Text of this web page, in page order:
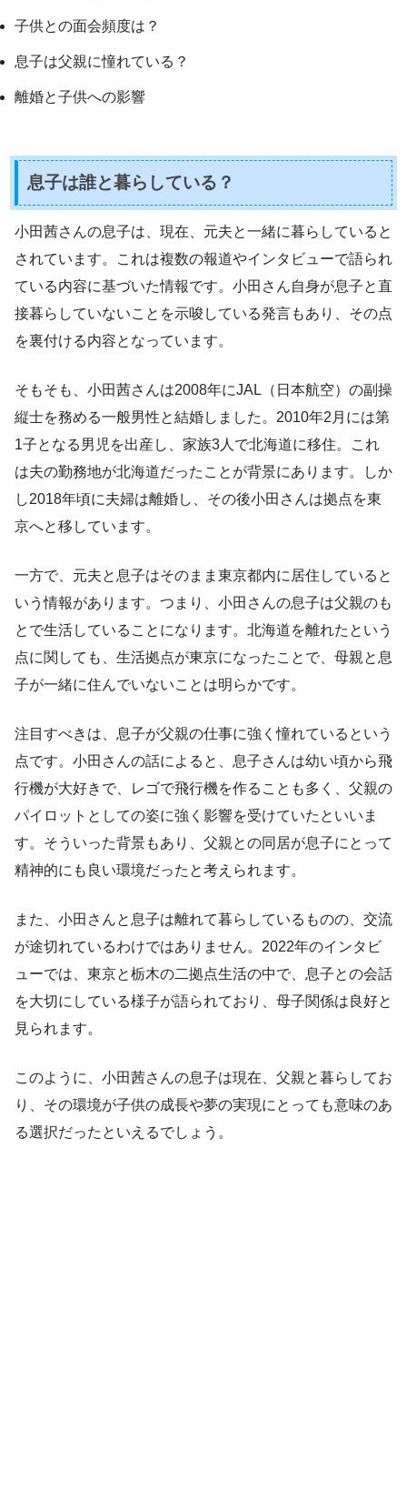
子供との面会頻度は？
息子は父親に憧れている？
離婚と子供への影響
息子は誰と暮らしている？
小田茜さんの息子は、現在、元夫と一緒に暮らしていると
されています。これは複数の報道やインタビューで語られ
ている内容に基づいた情報です。小田さん自身が息子と直
接暮らしていないことを示唆している発言もあり、その点
を裏付ける内容となっています。
そもそも、小田茜さんは2008年にJAL（日本航空）の副操
縦士を務める一般男性と結婚しました。2010年2月には第
1子となる男児を出産し、家族3人で北海道に移住。これ
は夫の勤務地が北海道だったことが背景にあります。しか
し2018年頃に夫婦は離婚し、その後小田さんは拠点を東
京へと移しています。
一方で、元夫と息子はそのまま東京都内に居住していると
いう情報があります。つまり、小田さんの息子は父親のも
とで生活していることになります。北海道を離れたという
点に関しても、生活拠点が東京になったことで、母親と息
子が一緒に住んでいないことは明らかです。
注目すべきは、息子が父親の仕事に強く憧れているという
点です。小田さんの話によると、息子さんは幼い頃から飛
行機が大好きで、レゴで飛行機を作ることも多く、父親の
パイロットとしての姿に強く影響を受けていたといいま
す。そういった背景もあり、父親との同居が息子にとって
精神的にも良い環境だったと考えられます。
また、小田さんと息子は離れて暮らしているものの、交流
が途切れているわけではありません。2022年のインタビ
ューでは、東京と栃木の二拠点生活の中で、息子との会話
を大切にしている様子が語られており、母子関係は良好と
見られます。
このように、小田茜さんの息子は現在、父親と暮らしてお
り、その環境が子供の成長や夢の実現にとっても意味のあ
る選択だったといえるでしょう。